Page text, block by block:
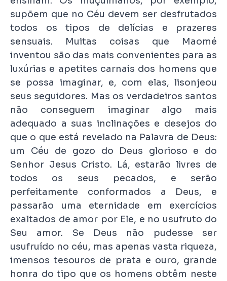
supõem que no Céu devem ser desfrutados
todos os tipos de delícias e prazeres
sensuais. Muitas coisas que Maomé
inventou são das mais convenientes para as
luxúrias e apetites carnais dos homens que
se possa imaginar, e, com elas, lisonjeou
seus seguidores. Mas os verdadeiros santos
não conseguem imaginar algo mais
adequado a suas inclinações e desejos do
que o que está revelado na Palavra de Deus:
um Céu de gozo do Deus glorioso e do
Senhor Jesus Cristo. Lá, estarão livres de
todos os seus pecados, e serão
perfeitamente conformados a Deus, e
passarão uma eternidade em exercícios
exaltados de amor por Ele, e no usufruto do
Seu amor. Se Deus não pudesse ser
usufruído no céu, mas apenas vasta riqueza,
imensos tesouros de prata e ouro, grande
honra do tipo que os homens obtêm neste